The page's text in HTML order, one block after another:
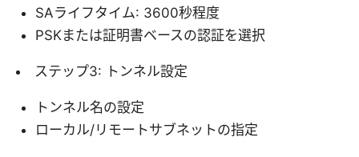
SAライフタイム: 3600秒程度
PSKまたは証明書ベースの認証を選択
ステップ3: トンネル設定
トンネル名の設定
ローカル/リモートサブネットの指定